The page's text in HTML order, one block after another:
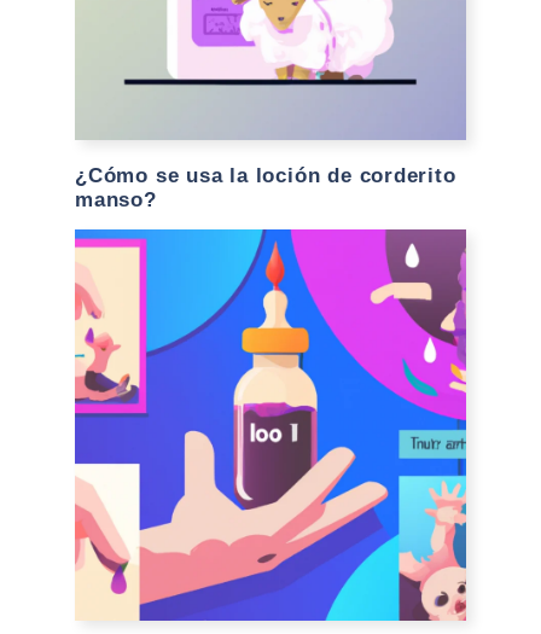
¿Cómo se usa la loción de corderito
manso?